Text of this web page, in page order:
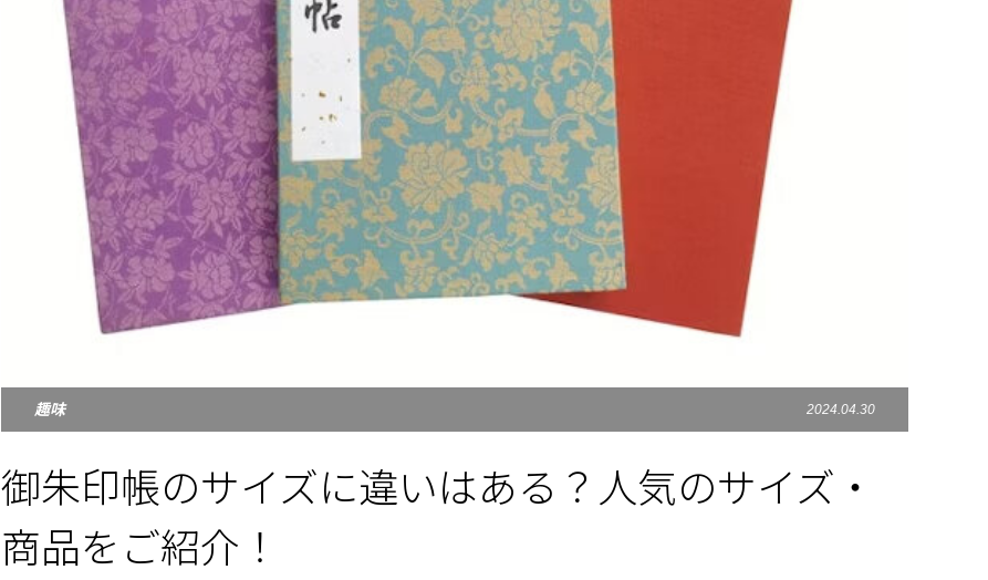
趣味 2024.04.30
御朱印帳のサイズに違いはある？人気のサイズ・
商品をご紹介！